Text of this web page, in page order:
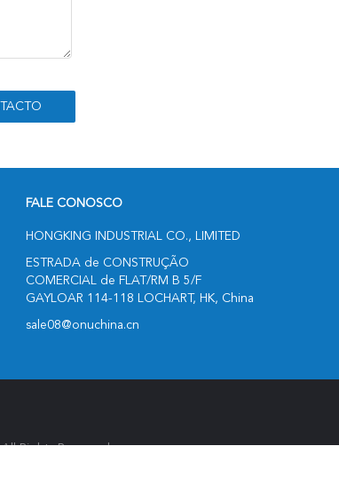
FALE CONOSCO
HONGKING INDUSTRIAL CO., LIMITED
ESTRADA de CONSTRUÇÃO
COMERCIAL de FLAT/RM B 5/F
GAYLOAR 114-118 LOCHART, HK, China
sale08@onuchina.cn
Rights Reserved.